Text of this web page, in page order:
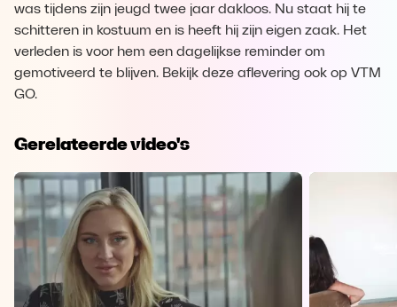
was tijdens zijn jeugd twee jaar dakloos. Nu staat hij te
schitteren in kostuum en is heeft hij zijn eigen zaak. Het
verleden is voor hem een dagelijkse reminder om
gemotiveerd te blijven. Bekijk deze aflevering ook op VTM
GO.
Gerelateerde video's